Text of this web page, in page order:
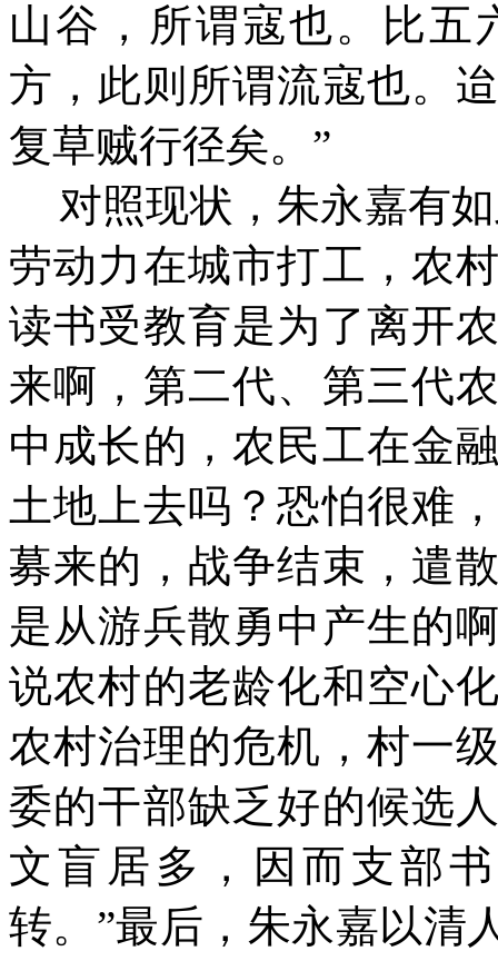
山谷，所谓寇也。比五
方，此则所谓流寇也。
复草贼行径矣。”
对照现状，朱永嘉有
劳动力在城市打工，农
读书受教育是为了离开
来啊，第二代、第三代
中成长的，农民工在金
土地上去吗？恐怕很难
募来的，战争结束，遣
是从游兵散勇中产生的
说农村的老龄化和空心
农村治理的危机，村一
委的干部缺乏好的候选
文盲居多，因而支部
转。”最后，朱永嘉以清